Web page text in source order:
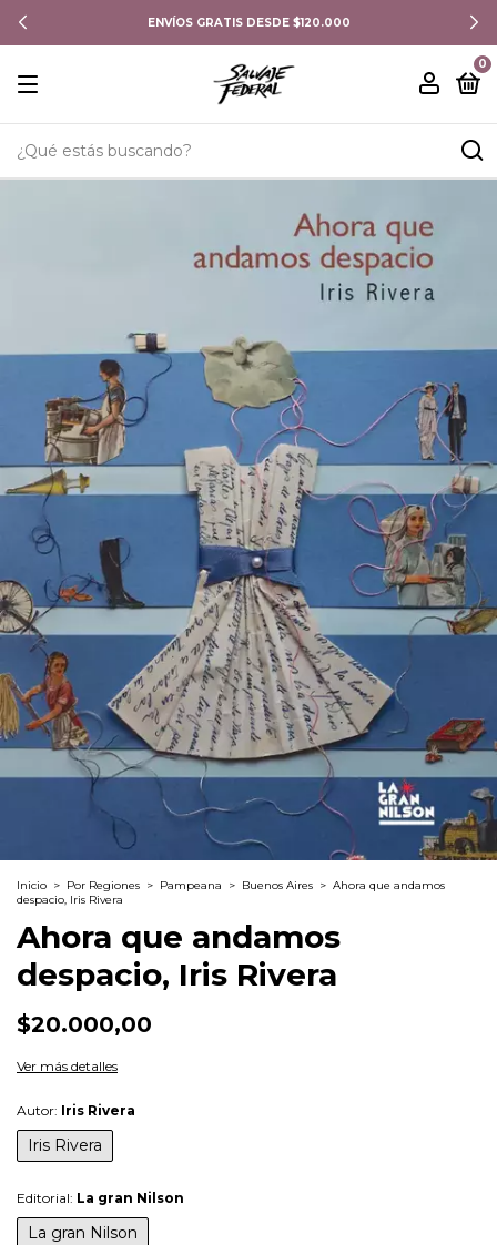
ENVÍOS GRATIS DESDE $120.000
0
Inicio > Por Regiones > Pampeana > Buenos Aires > Ahora que andamos
despacio, Iris Rivera
Ahora que andamos
despacio, Iris Rivera
$20.000,00
Ver más detalles
Autor: Iris Rivera
Iris Rivera
Editorial: La gran Nilson
La gran Nilson